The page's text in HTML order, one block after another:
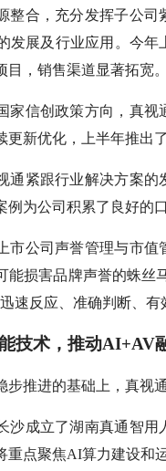
整合，充分发挥子公
发展及行业应用。今年
，销售渠道显著拓宽。
家信创政策方向，真
更新优化，上半年推出
通紧跟行业解决方案
例为公司积累了良好的
市公司声誉管理与市
能损害品牌声誉的蛛丝
速反应、准确判断、有
技术，推动AI+AV
步推进的基础上，真视
沙成立了湖南真通智
重点聚焦AI算力建设和